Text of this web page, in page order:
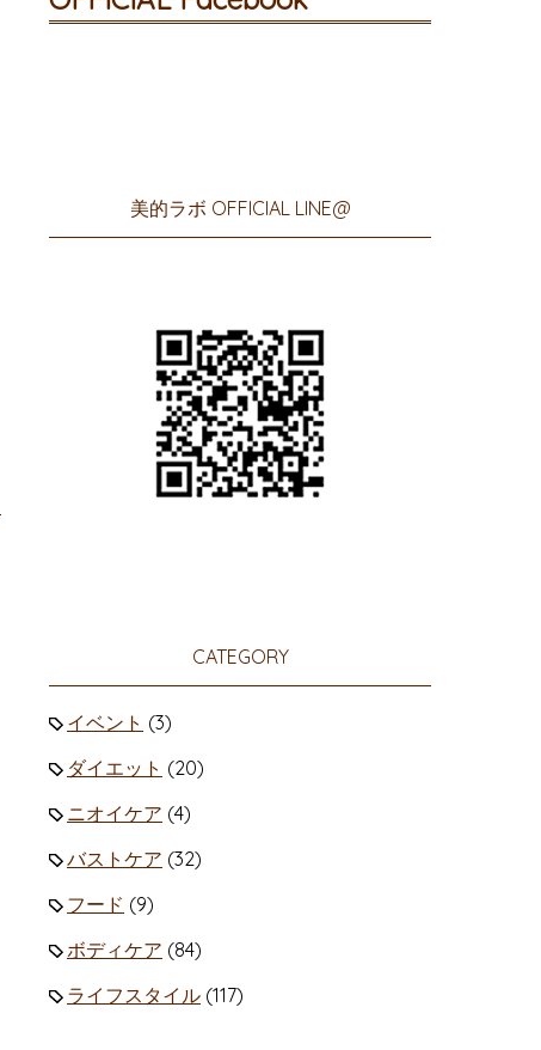
美的ラボ OFFICIAL LINE@
CATEGORY
イベント (3)
ダイエット (20)
ニオイケア (4)
バストケア (32)
フード (9)
ボディケア (84)
ライフスタイル (117)